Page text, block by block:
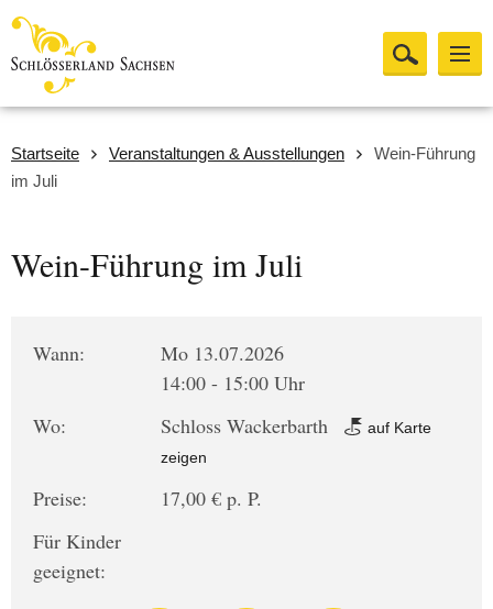
Startseite Veranstaltungen & Ausstellungen
Wein-Führung
im Juli
Wein-Führung im Juli
Wann:
Mo 13.07.2026
14:00 - 15:00 Uhr
Wo:
Schloss Wackerbarth
auf Karte
zeigen
Preise:
17,00 € p. P.
Für Kinder
geeignet: